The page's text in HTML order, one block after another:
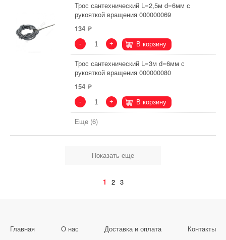
Трос сантехнический L=2,5м d=6мм с
рукояткой вращения 000000069
134
- + В корзину
Трос сантехнический L=3м d=6мм с
рукояткой вращения 000000080
154
- + В корзину
Еще (6)
Показать еще
1 2 3
Главная О нас Доставка и оплата Контакты